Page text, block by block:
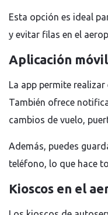
Esta opción es ideal
y evitar filas en el
Aplicación móvil
La app permite
También ofrece
cambios de vuelo,
Además, puedes
teléfono, lo que hace
Kioscos en el